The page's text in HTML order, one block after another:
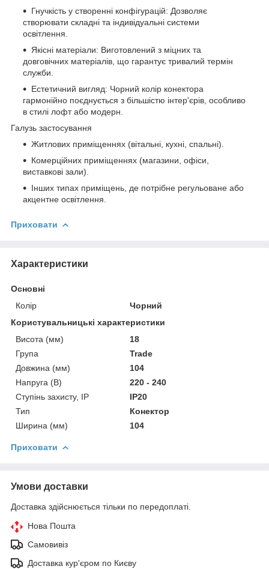
Гнучкість у створенні конфігурацій: Дозволяє
створювати складні та індивідуальні системи
освітлення.
Якісні матеріали: Виготовлений з міцних та
довговічних матеріалів, що гарантує тривалий термін
служби.
Естетичний вигляд: Чорний колір конектора
гармонійно поєднується з більшістю інтер'єрів, особливо
в стилі лофт або модерн.
Галузь застосування
Житлових приміщеннях (вітальні, кухні, спальні).
Комерційних приміщеннях (магазини, офіси,
виставкові зали).
Інших типах приміщень, де потрібне регульоване або
акцентне освітлення.
Приховати
Характеристики
Основні
Колір
Чорний
Користувальницькі характеристики
Висота (мм)
18
Група
Trade
Довжина (мм)
104
Напруга (В)
220 - 240
Ступінь захисту, IP
IP20
Тип
Конектор
Ширина (мм)
104
Приховати
Умови доставки
Доставка здійснюється тільки по передоплаті.
Нова Пошта
Самовивіз
Доставка кур'єром по Києву